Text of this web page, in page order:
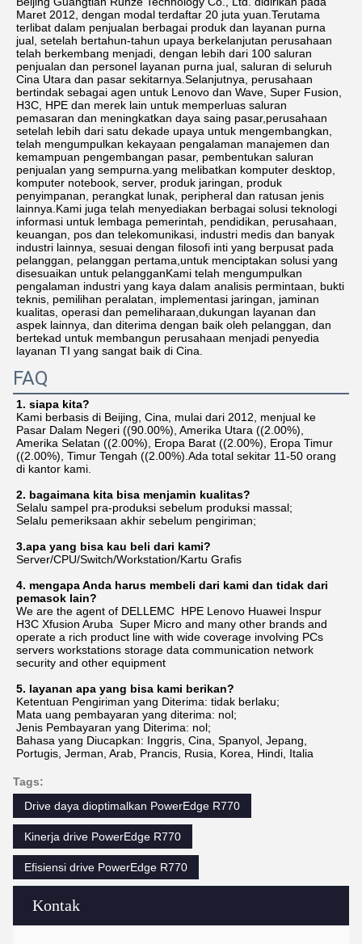
Kontak
Maret 2012, dengan modal terdaftar 20 juta yuan.Terutama
terlibat dalam penjualan berbagai produk dan layanan purna
jual, setelah bertahun-tahun upaya berkelanjutan perusahaan
telah berkembang menjadi, dengan lebih dari 100 saluran
penjualan dan personel layanan purna jual, saluran di seluruh
Cina Utara dan pasar sekitarnya.Selanjutnya, perusahaan
bertindak sebagai agen untuk Lenovo dan Wave, Super Fusion,
H3C, HPE dan merek lain untuk memperluas saluran
pemasaran dan meningkatkan daya saing pasar,perusahaan
setelah lebih dari satu dekade upaya untuk mengembangkan,
telah mengumpulkan kekayaan pengalaman manajemen dan
kemampuan pengembangan pasar, pembentukan saluran
penjualan yang sempurna.yang melibatkan komputer desktop,
komputer notebook, server, produk jaringan, produk
penyimpanan, perangkat lunak, peripheral dan ratusan jenis
lainnya.Kami juga telah menyediakan berbagai solusi teknologi
informasi untuk lembaga pemerintah, pendidikan, perusahaan,
keuangan, pos dan telekomunikasi, industri medis dan banyak
industri lainnya, sesuai dengan filosofi inti yang berpusat pada
pelanggan, pelanggan pertama,untuk menciptakan solusi yang
disesuaikan untuk pelangganKami telah mengumpulkan
pengalaman industri yang kaya dalam analisis permintaan, bukti
teknis, pemilihan peralatan, implementasi jaringan, jaminan
kualitas, operasi dan pemeliharaan,dukungan layanan dan
aspek lainnya, dan diterima dengan baik oleh pelanggan, dan
bertekad untuk membangun perusahaan menjadi penyedia
layanan TI yang sangat baik di Cina.
FAQ
1. siapa kita?
Kami berbasis di Beijing, Cina, mulai dari 2012, menjual ke
Pasar Dalam Negeri ((90.00%), Amerika Utara ((2.00%),
Amerika Selatan ((2.00%), Eropa Barat ((2.00%), Eropa Timur
((2.00%), Timur Tengah ((2.00%).Ada total sekitar 11-50 orang
di kantor kami.
2. bagaimana kita bisa menjamin kualitas?
Selalu sampel pra-produksi sebelum produksi massal;
Selalu pemeriksaan akhir sebelum pengiriman;
3.apa yang bisa kau beli dari kami?
Server/CPU/Switch/Workstation/Kartu Grafis
4. mengapa Anda harus membeli dari kami dan tidak dari
pemasok lain?
We are the agent of DELLEMC  HPE Lenovo Huawei Inspur
H3C Xfusion Aruba  Super Micro and many other brands and
operate a rich product line with wide coverage involving PCs
servers workstations storage data communication network
security and other equipment
5. layanan apa yang bisa kami berikan?
Ketentuan Pengiriman yang Diterima: tidak berlaku;
Mata uang pembayaran yang diterima: nol;
Jenis Pembayaran yang Diterima: nol;
Bahasa yang Diucapkan: Inggris, Cina, Spanyol, Jepang,
Portugis, Jerman, Arab, Prancis, Rusia, Korea, Hindi, Italia
Tags:
Drive daya dioptimalkan PowerEdge R770
Kinerja drive PowerEdge R770
Efisiensi drive PowerEdge R770